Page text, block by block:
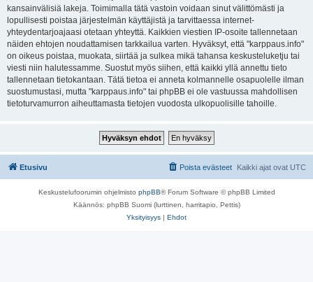
kansainvälisiä lakeja. Toimimalla tätä vastoin voidaan sinut välittömästi ja
lopullisesti poistaa järjestelmän käyttäjistä ja tarvittaessa internet-
yhteydentarjoajaasi otetaan yhteyttä. Kaikkien viestien IP-osoite tallennetaan
näiden ehtojen noudattamisen tarkkailua varten. Hyväksyt, että "karppaus.info"
on oikeus poistaa, muokata, siirtää ja sulkea mikä tahansa keskusteluketju tai
viesti niin halutessamme. Suostut myös siihen, että kaikki yllä annettu tieto
tallennetaan tietokantaan. Tätä tietoa ei anneta kolmannelle osapuolelle ilman
suostumustasi, mutta "karppaus.info" tai phpBB ei ole vastuussa mahdollisen
tietoturvamurron aiheuttamasta tietojen vuodosta ulkopuolisille tahoille.
Etusivu Kaikki ajat ovat UTC
Poista evästeet
Keskustelufoorumin ohjelmisto phpBB® Forum Software © phpBB Limited
Käännös: phpBB Suomi (lurttinen, harritapio, Pettis)
Yksityisyys | Ehdot